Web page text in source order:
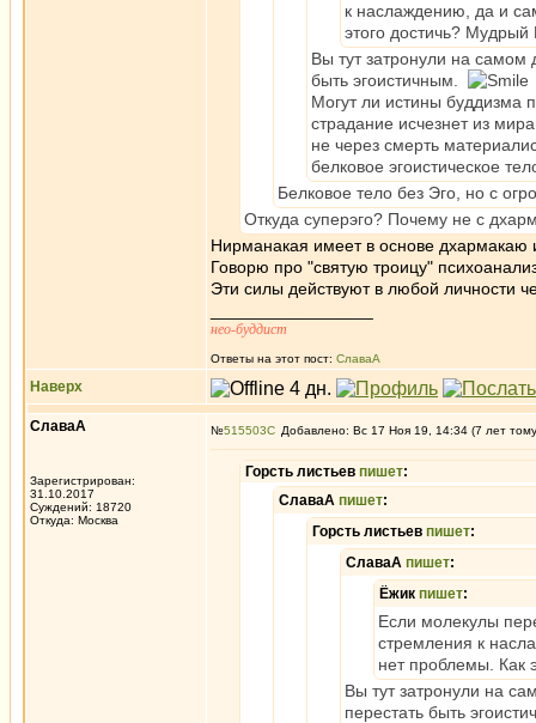
к наслаждению, да и
этого достичь? Мудрый
Вы тут затронули на
быть эгоистичным.
Могут ли истины буддизма
страдание исчезнет из
не через смерть
белковое эгоистическое
Белковое тело без Эго, но с
Откуда суперэго? Почему не с
Нирманакая имеет в основе дхармакаю
Говорю про "святую троицу"
Эти силы действуют в любой личности
нео-буддист
Ответы на этот пост: СлаваА
Наверх
СлаваА
Зарегистрирован:
31.10.2017
Суждений: 18720
Откуда: Москва
№515503 Добавлено: Вс 17 Ноя 19, 14:34 (7 лет
Горсть листьев пишет:
СлаваА пишет:
Горсть листьев пишет:
СлаваА пишет:
Ёжик пишет:
Если молекулы
стремления к
нет проблемы. Как
Вы тут затронули на
перестать быть